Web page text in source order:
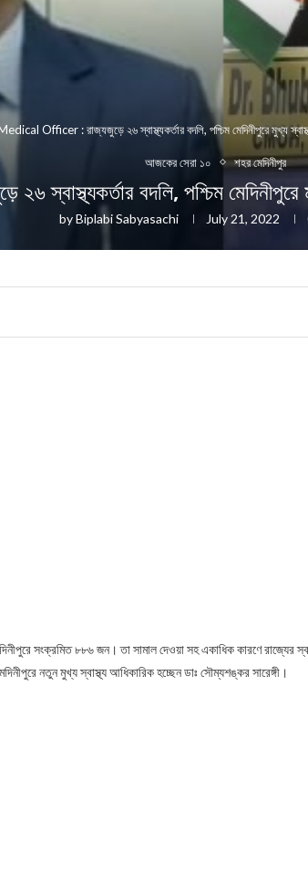
Officer : রাজ্যজুড়ে ২৬ স্বাস্থ্যকর্তার বদলি, পশ্চিম মেদিনীপুরে মুখ্য
আজকের সেরা ১০ শহর মেদিনীপুর
বদলি, পশ্চিম মেদিনীপুরে
byBiplabi Sabyasachi July 21, 2022
সংক্রমিত ৮৮৬ জন। তা সামাল দেওয়া সহ একাধিক কারণে রাজ্যের
নতুন মুখ্য স্বাস্থ্য আধিকারিক হচ্ছেন ডাঃ সৌম্যশঙ্কর সারেঙ্গী।